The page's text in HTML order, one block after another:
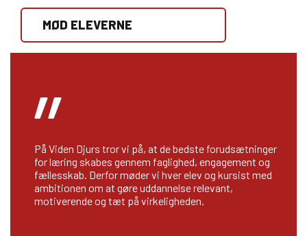
MØD ELEVERNE
”
På Viden Djurs tror vi på, at de bedste forudsætninger
for læring skabes gennem faglighed, engagement og
fællesskab. Derfor møder vi hver elev og kursist med
ambitionen om at gøre uddannelse relevant,
motiverende og tæt på virkeligheden.